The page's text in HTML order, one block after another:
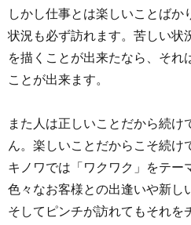
しかし仕事とは楽しいことばか
状況も必ず訪れます。苦しい状
を描くことが出来たなら、それ
ことが出来ます。
また人は正しいことだから続け
ん。楽しいことだからこそ続け
キノワでは「ワクワク」をテー
色々なお客様との出逢いや新し
そしてピンチが訪れてもそれを